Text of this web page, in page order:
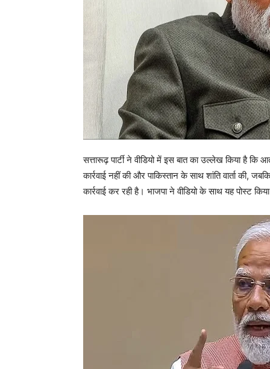
सत्तारूढ़ पार्टी ने वीडियो में इस बात का उल्लेख किया है
कार्रवाई नहीं की और पाकिस्तान के साथ शांति वार्ता की,
कार्रवाई कर रही है। भाजपा ने वीडियो के साथ यह पोस्ट